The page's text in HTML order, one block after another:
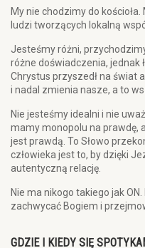
My nie chodzimy do kościoła.
ludzi tworzących lokalną
Jesteśmy różni,
różne doświadczenia, jednak
Chrystus przyszedł na świat
i nadal zmienia nasze, a to
Nie jesteśmy idealni i nie
mamy monopolu na prawdę,
jest prawdą. To Słowo
człowieka jest to, by dzięki
autentyczną relację.
Nie ma nikogo takiego jak
zachwycać Bogiem i
GDZIE I KIEDY SIĘ